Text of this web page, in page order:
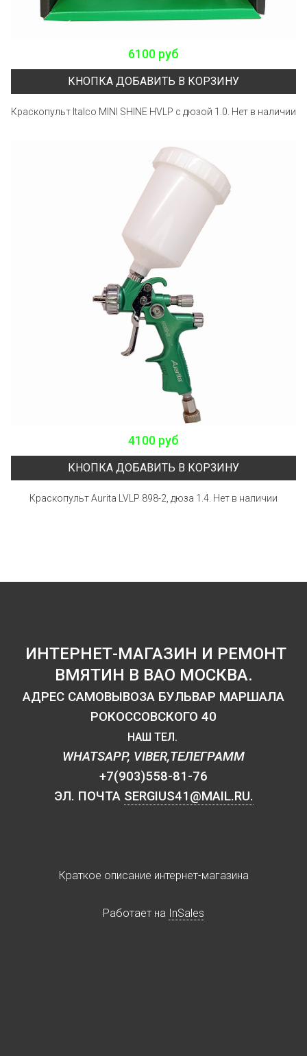
6100 руб
КНОПКА ДОБАВИТЬ В КОРЗИНУ
Краскопульт Italco MINI SHINE HVLP с дюзой 1.0. Нет в наличии
4100 руб
КНОПКА ДОБАВИТЬ В КОРЗИНУ
Краскопульт Aurita LVLP 898-2, дюза 1.4. Нет в наличии
ИНТЕРНЕТ-МАГАЗИН И РЕМОНТ
ВМЯТИН В ВАО МОСКВА.
АДРЕС САМОВЫВОЗА БУЛЬВАР МАРШАЛА
РОКОССОВСКОГО 40
НАШ ТЕЛ.
WHATSAPP, VIBER,ТЕЛЕГРАММ
+7(903)558-81-76
ЭЛ. ПОЧТА SERGIUS41@MAIL.RU.
Краткое описание интернет-магазина
Работает на InSales